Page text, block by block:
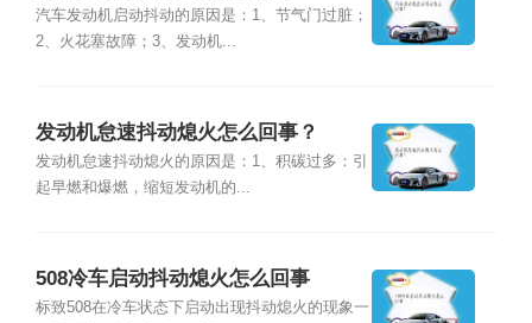
汽车发动机启动抖动的原因是：1、节气门过脏；
2、火花塞故障；3、发动机...
发动机怠速抖动熄火怎么回事？
发动机怠速抖动熄火的原因是：1、积碳过多：引
起早燃和爆燃，缩短发动机的...
508冷车启动抖动熄火怎么回事
标致508在冷车状态下启动出现抖动熄火的现象一